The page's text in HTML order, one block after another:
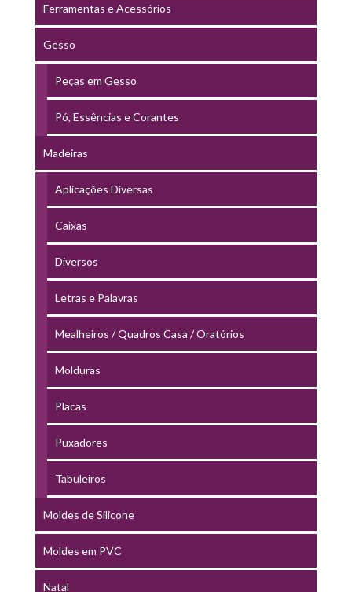
Ferramentas e Acessórios
Gesso
Peças em Gesso
Pó, Essências e Corantes
Madeiras
Aplicações Diversas
Caixas
Diversos
Letras e Palavras
Mealheiros / Quadros Casa / Oratórios
Molduras
Placas
Puxadores
Tabuleiros
Moldes de Silicone
Moldes em PVC
Natal